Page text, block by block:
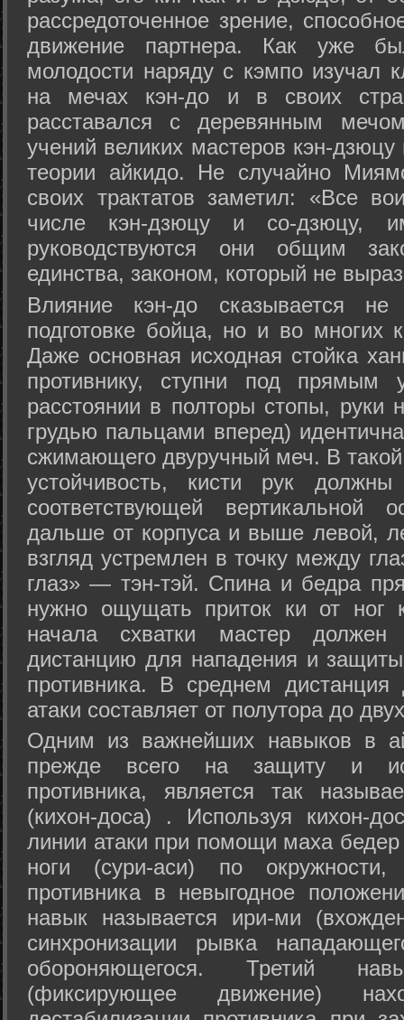
рассредоточенное зрение,
движение партнера. Как уже
молодости наряду с кэмпо изучал
на мечах кэн-до и в своих
расставался с деревянным
учений великих мастеров кэн-
теории айкидо. Не случайно
своих трактатов заметил: «Все
числе кэн-дзюцу и со-дзюцу,
руководствуются они общим
единства, законом, который не
Влияние кэн-до сказывается не
подготовке бойца, но и во многих
Даже основная исходная стойка
противнику, ступни под прямым
расстоянии в полторы стопы, руки
грудью пальцами вперед)
сжимающего двуручный меч. В
устойчивость, кисти рук
соответствующей
дальше от корпуса и выше левой,
взгляд устремлен в точку между
глаз» — тэн-тэй. Спина и бедра
нужно ощущать приток ки от
начала схватки мастер должен
дистанцию для нападения и
противника. В среднем
атаки составляет от полутора до
Одним из важнейших навыков в
прежде всего на защиту и
противника, является так
(кихон-доса) . Используя кихон-
линии атаки при помощи маха
ноги (сури-аси) по
противника в невыгодное
навык называется ири-ми
синхронизации рывка
обороняющегося. Третий
(фиксирующее движение)